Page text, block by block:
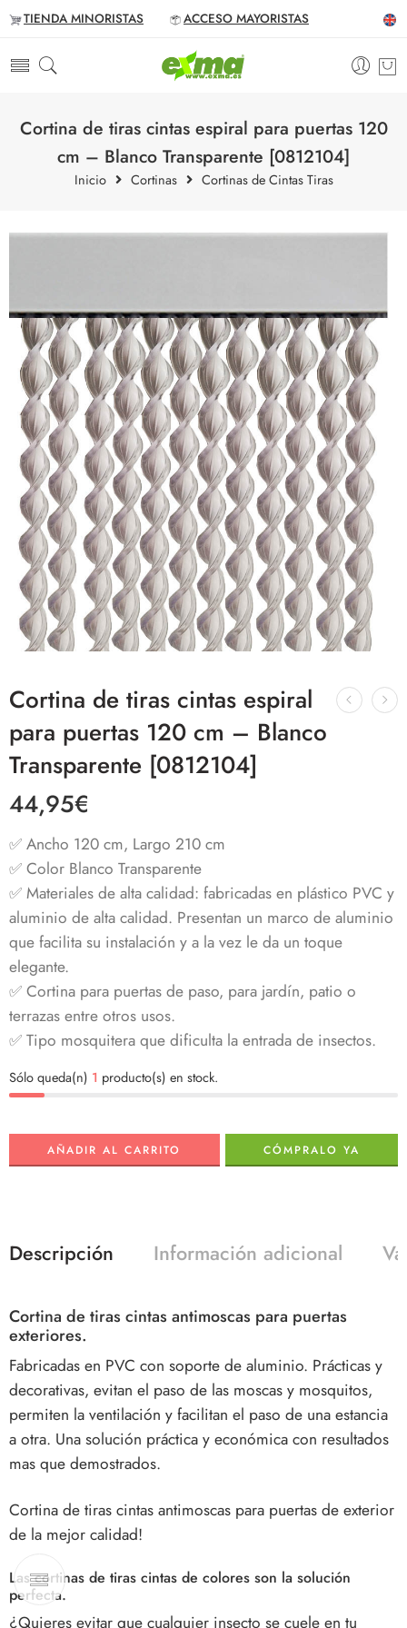
TIENDA MINORISTAS ACCESO MAYORISTAS
Cortina de tiras cintas espiral para puertas 120
cm – Blanco Transparente [0812104]
Inicio Cortinas Cortinas de Cintas Tiras
Cortina de tiras cintas espiral
para puertas 120 cm – Blanco
Transparente [0812104]
44,95€
✅ Ancho 120 cm, Largo 210 cm
✅ Color Blanco Transparente
✅ Materiales de alta calidad: fabricadas en plástico PVC y
aluminio de alta calidad. Presentan un marco de aluminio
que facilita su instalación y a la vez le da un toque
elegante.
✅ Cortina para puertas de paso, para jardín, patio o
terrazas entre otros usos.
✅ Tipo mosquitera que dificulta la entrada de insectos.
Sólo queda(n) 1 producto(s) en stock.
AÑADIR AL CARRITO CÓMPRALO YA
Descripción Información adicional
Cortina de tiras cintas antimoscas para puertas
exteriores.
Fabricadas en PVC con soporte de aluminio. Prácticas y
decorativas, evitan el paso de las moscas y mosquitos,
permiten la ventilación y facilitan el paso de una estancia
a otra. Una solución práctica y económica con resultados
mas que demostrados.
Cortina de tiras cintas antimoscas para puertas de exterior
de la mejor calidad!
Lascortinas de tiras cintas de colores son la solución
perfecta.
¿Quieres evitar que cualquier insecto se cuele en tu